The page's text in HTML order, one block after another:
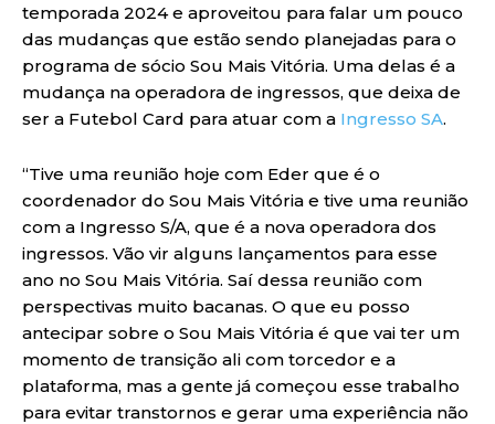
temporada 2024 e aproveitou para falar um pouco
das mudanças que estão sendo planejadas para o
programa de sócio Sou Mais Vitória. Uma delas é a
mudança na operadora de ingressos, que deixa de
ser a Futebol Card para atuar com a Ingresso SA.
“Tive uma reunião hoje com Eder que é o
coordenador do Sou Mais Vitória e tive uma reunião
com a Ingresso S/A, que é a nova operadora dos
ingressos. Vão vir alguns lançamentos para esse
ano no Sou Mais Vitória. Saí dessa reunião com
perspectivas muito bacanas. O que eu posso
antecipar sobre o Sou Mais Vitória é que vai ter um
momento de transição ali com torcedor e a
plataforma, mas a gente já começou esse trabalho
para evitar transtornos e gerar uma experiência não